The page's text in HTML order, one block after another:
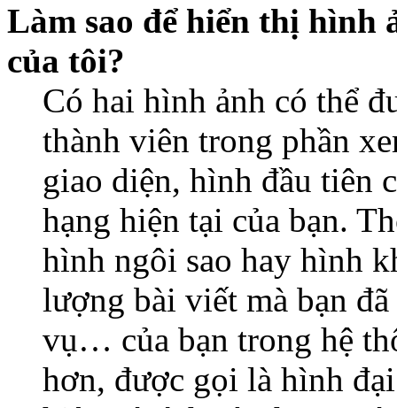
Làm sao để hiển thị hình
của tôi?
Có hai hình ảnh có thể
thành viên trong phần
giao diện, hình đầu tiên
hạng hiện tại của bạn.
hình ngôi sao hay hình
lượng bài viết mà bạn
vụ… của bạn trong hệ
hơn, được gọi là hình